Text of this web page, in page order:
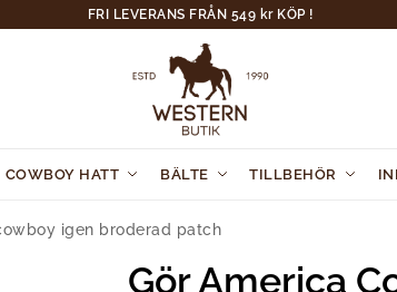
FRI LEVERANS FRÅN 549 kr KÖP !
COWBOY HATT BÄLTE TILLBEHÖR
igen broderad patch
Gör America